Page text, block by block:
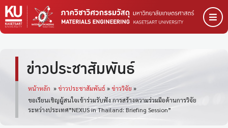
ข่าวประชาสัมพันธ์
หน้าหลัก » ข่าวประชาสัมพันธ์ » ข่าววิจัย »
ขอเรียนเชิญผู้สนใจเข้าร่วมรับฟัง การสร้างความร่วมมือด้านการวิจัย
ระหว่างประเทศ”NEXUS in Thailand: Briefing Session”